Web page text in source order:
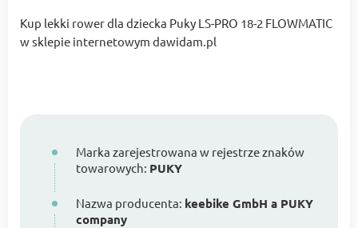
Kup lekki rower dla dziecka Puky LS-PRO 18-2 FLOWMATIC
w sklepie internetowym dawidam.pl
Marka zarejestrowana w rejestrze znaków
towarowych: PUKY
Nazwa producenta: keebike GmbH a PUKY
company